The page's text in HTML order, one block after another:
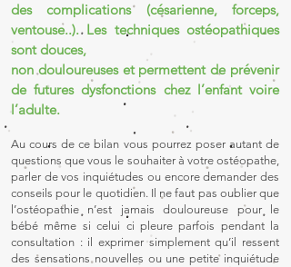
des complications (césarienne, forceps,
ventouse..). Les techniques ostéopathiques
sont douces,
non douloureuses et permettent de prévenir
de futures dysfonctions chez l’enfant voire
l’adulte.
Au cours de ce bilan vous pourrez poser autant de
questions que vous le souhaiter à votre ostéopathe,
parler de vos inquiétudes ou encore demander des
conseils pour le quotidien. Il ne faut pas oublier que
l’ostéopathie n’est jamais douloureuse pour le
bébé même si celui ci pleure parfois pendant la
consultation : il exprimer simplement qu’il ressent
des sensations nouvelles ou une petiteinquiétude